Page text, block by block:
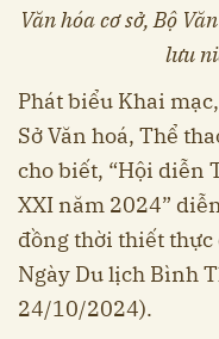
Văn hóa cơ sở, Bộ
lưu
Phát biểu Khai
Sở Văn hoá, Thể
cho biết, “Hội diễn
XXI năm 2024”
đồng thời thiết
Ngày Du lịch Bình
24/10/2024).